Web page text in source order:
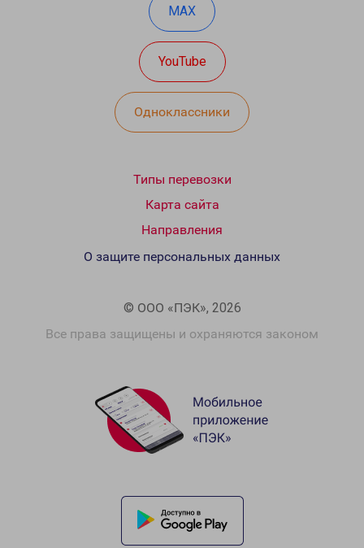
MAX
YouTube
Одноклассники
Типы перевозки
Карта сайта
Направления
© ООО «ПЭК», 2026
Все права защищены и охраняются законом
О защите персональных данных